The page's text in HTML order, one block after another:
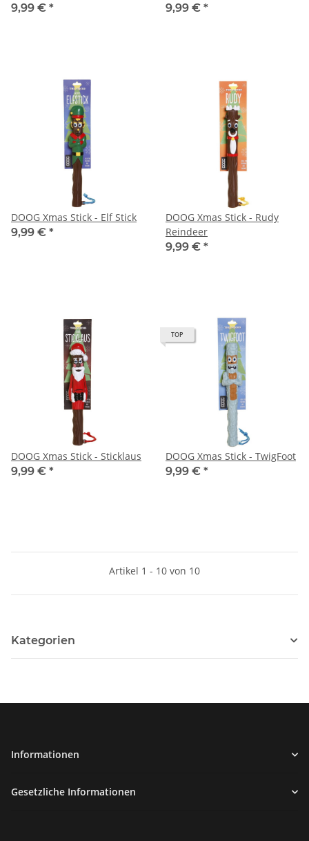
9,99 € *
9,99 € *
DOOG Xmas Stick - Elf Stick
9,99 € *
DOOG Xmas Stick - Rudy
Reindeer
9,99 € *
DOOG Xmas Stick - Sticklaus
9,99 € *
TOP
DOOG Xmas Stick - TwigFoot
9,99 € *
Artikel 1 - 10 von 10
Kategorien
Informationen
Gesetzliche Informationen